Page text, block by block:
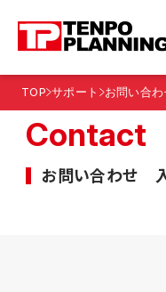
TOP サポート お問い合
Contact
お問い合わせ